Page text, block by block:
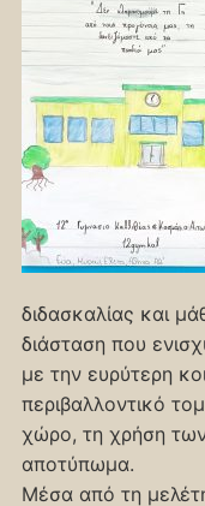
διδασκαλίας και
διάσταση που
με την ευρύτερη
περιβαλλοντικό
χώρο, τη χρήση
αποτύπωμα.
Μέσα από τη